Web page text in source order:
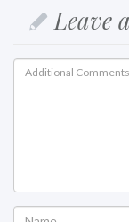
Leave